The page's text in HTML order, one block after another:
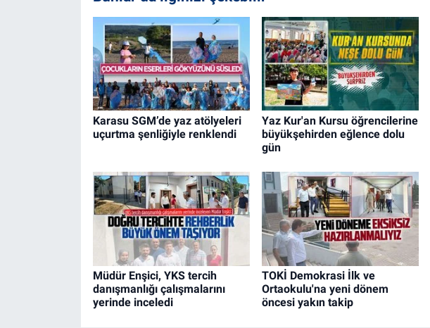
Karasu SGM’de yaz atölyeleri
uçurtma şenliğiyle renklendi
Yaz Kur'an Kursu öğrencilerine
büyükşehirden eğlence dolu
gün
Müdür Enşici, YKS tercih
danışmanlığı çalışmalarını
yerinde inceledi
TOKİ Demokrasi İlk ve
Ortaokulu'na yeni dönem
öncesi yakın takip